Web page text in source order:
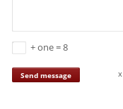
+ one = 8
Send message